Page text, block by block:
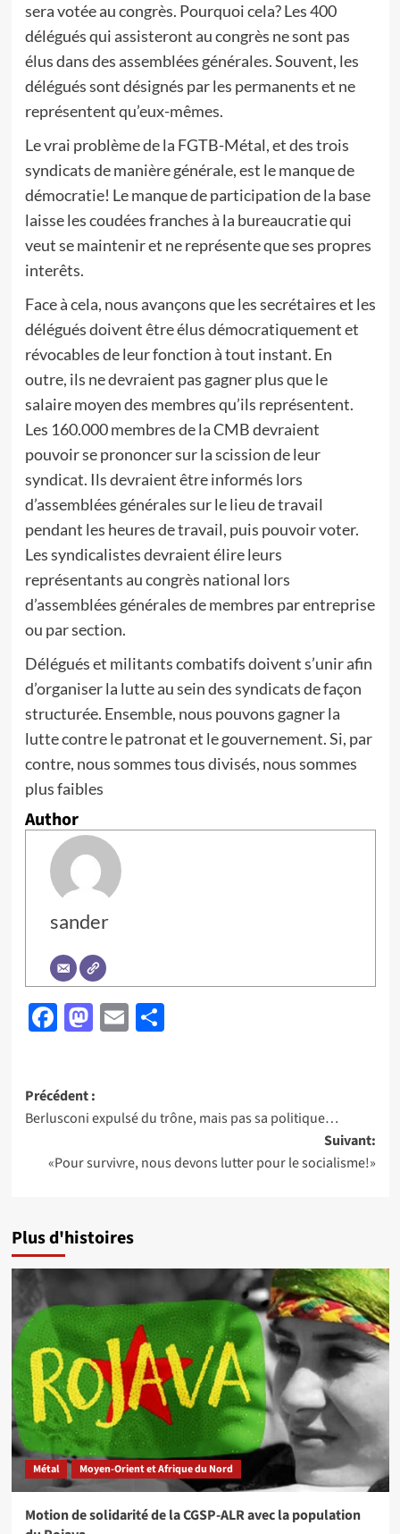
sera votée au congrès. Pourquoi cela? Les 400
délégués qui assisteront au congrès ne sont pas
élus dans des assemblées générales. Souvent, les
délégués sont désignés par les permanents et ne
représentent qu’eux-mêmes.
Le vrai problème de la FGTB-Métal, et des trois
syndicats de manière générale, est le manque de
démocratie! Le manque de participation de la base
laisse les coudées franches à la bureaucratie qui
veut se maintenir et ne représente que ses propres
interêts.
Face à cela, nous avançons que les secrétaires et les
délégués doivent être élus démocratiquement et
révocables de leur fonction à tout instant. En
outre, ils ne devraient pas gagner plus que le
salaire moyen des membres qu’ils représentent.
Les 160.000 membres de la CMB devraient
pouvoir se prononcer sur la scission de leur
syndicat. Ils devraient être informés lors
d’assemblées générales sur le lieu de travail
pendant les heures de travail, puis pouvoir voter.
Les syndicalistes devraient élire leurs
représentants au congrès national lors
d’assemblées générales de membres par entreprise
ou par section.
Délégués et militants combatifs doivent s’unir afin
d’organiser la lutte au sein des syndicats de façon
structurée. Ensemble, nous pouvons gagner la
lutte contre le patronat et le gouvernement. Si, par
contre, nous sommes tous divisés, nous sommes
plus faibles
Author
sander
Facebook
Mastodon
EmailPartager
Navigation
d’article
Précédent :
Berlusconi expulsé du trône, mais pas sa politique…
Suivant:
«Pour survivre, nous devons lutter pour le socialisme!»
Plus d'histoires
Métal Moyen-Orient et Afrique du Nord
Motion de solidarité de la CGSP-ALR avec la population